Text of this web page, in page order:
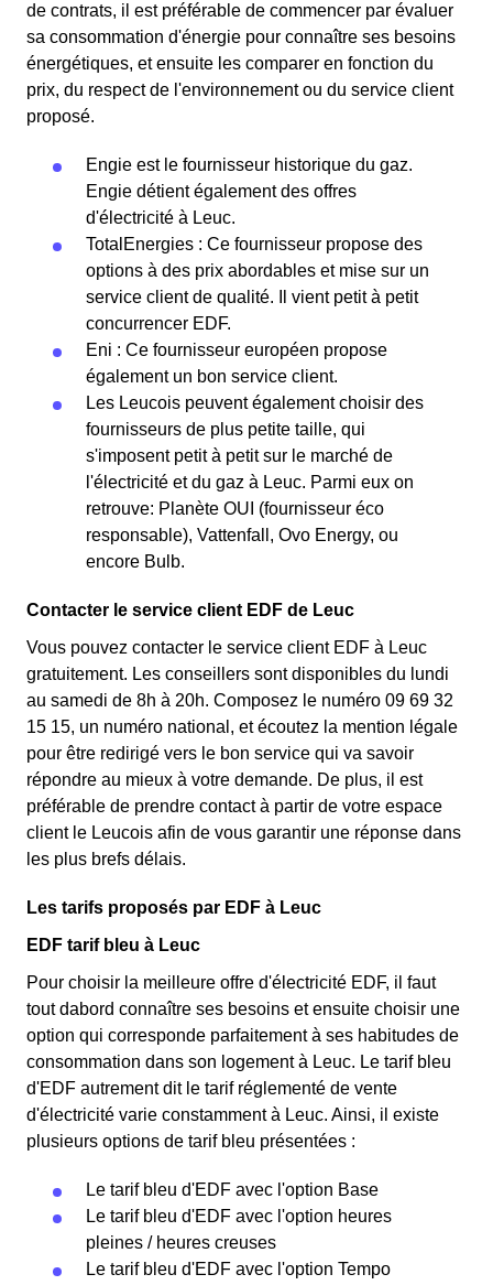
de contrats, il est préférable de commencer par évaluer
sa consommation d'énergie pour connaître ses besoins
énergétiques, et ensuite les comparer en fonction du
prix, du respect de l'environnement ou du service client
proposé.
Engie est le fournisseur historique du gaz.
Engie détient également des offres
d'électricité à Leuc.
TotalEnergies : Ce fournisseur propose des
options à des prix abordables et mise sur un
service client de qualité. Il vient petit à petit
concurrencer EDF.
Eni : Ce fournisseur européen propose
également un bon service client.
Les Leucois peuvent également choisir des
fournisseurs de plus petite taille, qui
s'imposent petit à petit sur le marché de
l'électricité et du gaz à Leuc. Parmi eux on
retrouve: Planète OUI (fournisseur éco
responsable), Vattenfall, Ovo Energy, ou
encore Bulb.
Contacter le service client EDF de Leuc
Vous pouvez contacter le service client EDF à Leuc
gratuitement. Les conseillers sont disponibles du lundi
au samedi de 8h à 20h. Composez le numéro 09 69 32
15 15, un numéro national, et écoutez la mention légale
pour être redirigé vers le bon service qui va savoir
répondre au mieux à votre demande. De plus, il est
préférable de prendre contact à partir de votre espace
client le Leucois afin de vous garantir une réponse dans
les plus brefs délais.
Les tarifs proposés par EDF à Leuc
EDF tarif bleu à Leuc
Pour choisir la meilleure offre d'électricité EDF, il faut
tout dabord connaître ses besoins et ensuite choisir une
option qui corresponde parfaitement à ses habitudes de
consommation dans son logement à Leuc. Le tarif bleu
d'EDF autrement dit le tarif réglementé de vente
d'électricité varie constamment à Leuc. Ainsi, il existe
plusieurs options de tarif bleu présentées :
Le tarif bleu d'EDF avec l'option Base
Le tarif bleu d'EDF avec l'option heures
pleines / heures creuses
Le tarif bleu d'EDF avec l'option Tempo